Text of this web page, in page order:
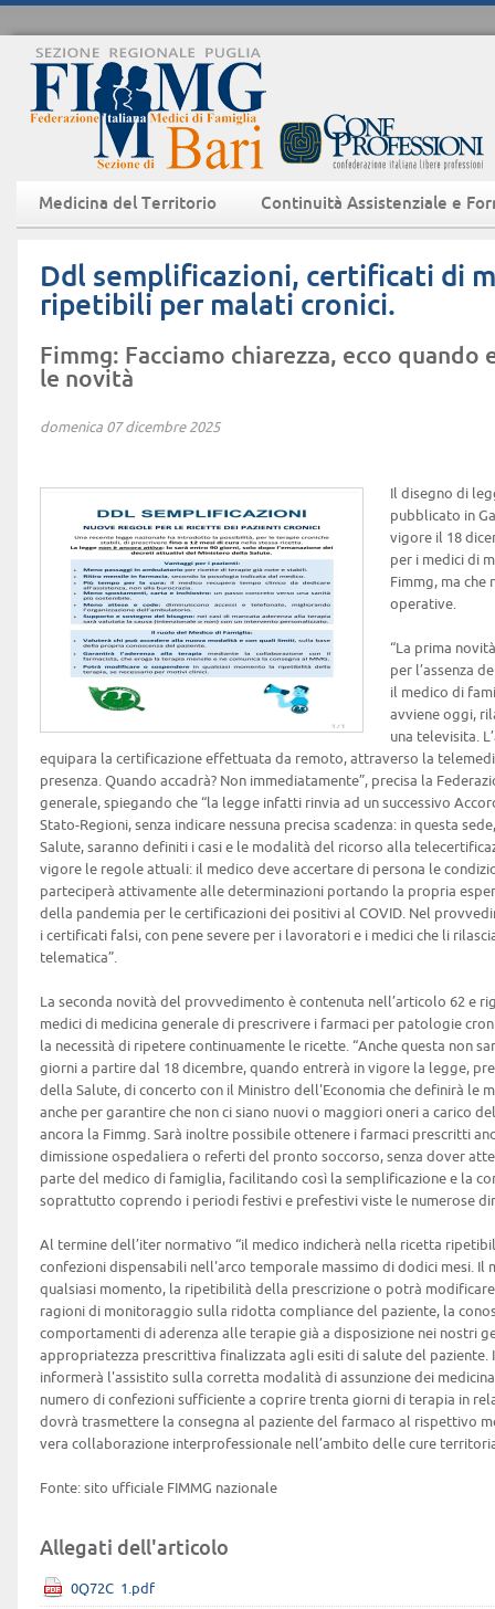
Medicina del Territorio Continuità Assistenziale e
Ddl semplificazioni, certificati di
ripetibili per malati cronici.
Fimmg: Facciamo chiarezza, ecco
le novità
domenica 07 dicembre 2025
Il disegno di
pubblicato in
vigore il 18
per i medici di
Fimmg, ma che
operative.
“La prima
per l’assenza
il medico di
avviene oggi,
una televisita.
equipara la certificazione effettuata da remoto, attraverso la
presenza. Quando accadrà? Non immediatamente”, precisa la
generale, spiegando che “la legge infatti rinvia ad un successivo
Stato-Regioni, senza indicare nessuna precisa scadenza: in questa
Salute, saranno definiti i casi e le modalità del ricorso alla
vigore le regole attuali: il medico deve accertare di persona le
parteciperà attivamente alle determinazioni portando la propria
della pandemia per le certificazioni dei positivi al COVID. Nel
i certificati falsi, con pene severe per i lavoratori e i medici che li
telematica”.
La seconda novità del provvedimento è contenuta nell’articolo 62 e
medici di medicina generale di prescrivere i farmaci per patologie
la necessità di ripetere continuamente le ricette. “Anche questa non
giorni a partire dal 18 dicembre, quando entrerà in vigore la legge,
della Salute, di concerto con il Ministro dell'Economia che definirà le
anche per garantire che non ci siano nuovi o maggiori oneri a carico
ancora la Fimmg. Sarà inoltre possibile ottenere i farmaci prescritti
dimissione ospedaliera o referti del pronto soccorso, senza dover
parte del medico di famiglia, facilitando così la semplificazione e la
soprattutto coprendo i periodi festivi e prefestivi viste le numerose
Al termine dell’iter normativo “il medico indicherà nella ricetta
confezioni dispensabili nell'arco temporale massimo di dodici mesi. Il
qualsiasi momento, la ripetibilità della prescrizione o potrà
ragioni di monitoraggio sulla ridotta compliance del paziente, la
comportamenti di aderenza alle terapie già a disposizione nei nostri
appropriatezza prescrittiva finalizzata agli esiti di salute del paziente.
informerà l'assistito sulla corretta modalità di assunzione dei
numero di confezioni sufficiente a coprire trenta giorni di terapia in
dovrà trasmettere la consegna al paziente del farmaco al rispettivo
vera collaborazione interprofessionale nell’ambito delle cure
Fonte: sito ufficiale FIMMG nazionale
Allegati dell'articolo
0Q72C_1.pdf